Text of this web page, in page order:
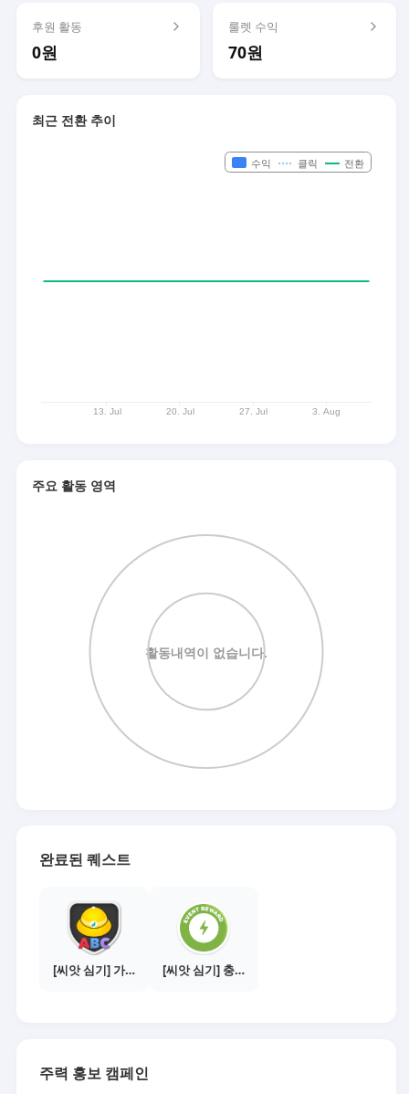
후원 활동
0원
룰렛 수익
70원
최근 전환 추이
주요 활동 영역
완료된 퀘스트
[씨앗 심기] 가이드보기 - 매체별 활동 가이드 [씨앗 심기] 충전소에서 이벤트 1건 이상 참여하기
주력 홍보 캠페인